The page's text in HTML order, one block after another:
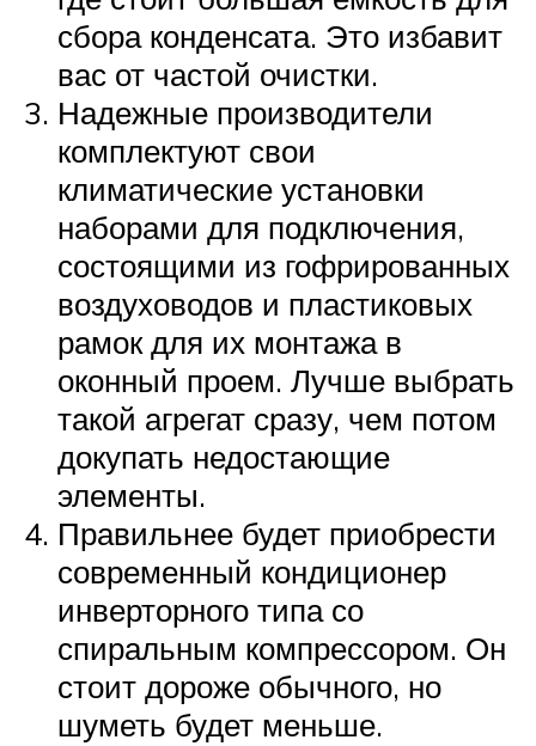
сбора конденсата. Это избавит
вас от частой очистки.
Надежные производители
комплектуют свои
климатические установки
наборами для подключения,
состоящими из гофрированных
воздуховодов и пластиковых
рамок для их монтажа в
оконный проем. Лучше выбрать
такой агрегат сразу, чем потом
докупать недостающие
элементы.
Правильнее будет приобрести
современный кондиционер
инверторного типа со
спиральным компрессором. Он
стоит дороже обычного, но
шуметь будет меньше.